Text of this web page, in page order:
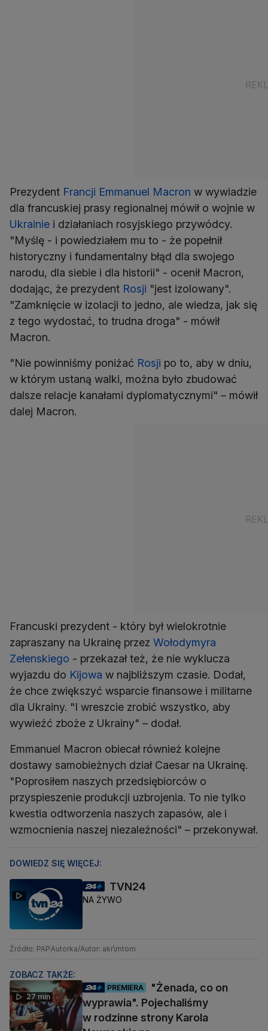
Prezydent Francji Emmanuel Macron w wywiadzie
dla francuskiej prasy regionalnej mówił o wojnie w
Ukrainie i działaniach rosyjskiego przywódcy.
"Myślę - i powiedziałem mu to - że popełnił
historyczny i fundamentalny błąd dla swojego
narodu, dla siebie i dla historii" - ocenił Macron,
dodając, że prezydent Rosji "jest izolowany".
"Zamknięcie w izolacji to jedno, ale wiedza, jak się
z tego wydostać, to trudna droga" - mówił
Macron.
"Nie powinniśmy poniżać Rosji po to, aby w dniu,
w którym ustaną walki, można było zbudować
dalsze relacje kanałami dyplomatycznymi" – mówił
dalej Macron.
Francuski prezydent - który był wielokrotnie
zapraszany na Ukrainę przez Wołodymyra
Zełenskiego - przekazał też, że nie wyklucza
wyjazdu do Kijowa w najbliższym czasie. Dodał,
że chce zwiększyć wsparcie finansowe i militarne
dla Ukrainy. "I wreszcie zrobić wszystko, aby
wywieźć zboże z Ukrainy" – dodał.
Emmanuel Macron obiecał również kolejne
dostawy samobieżnych dział Caesar na Ukrainę.
"Poprosiłem naszych przedsiębiorców o
przyspieszenie produkcji uzbrojenia. To nie tylko
kwestia odtworzenia naszych zapasów, ale i
wzmocnienia naszej niezależności" – przekonywał.
DOWIEDZ SIĘ WIĘCEJ:
TVN24
NA ŻYWO
Źródło: PAPAutorka/Autor: akr\mtom
ZOBACZ TAKŻE:
27 min
PREMIERA
"Żenada, co on
wyprawia". Pojechaliśmy
w rodzinne strony Karola